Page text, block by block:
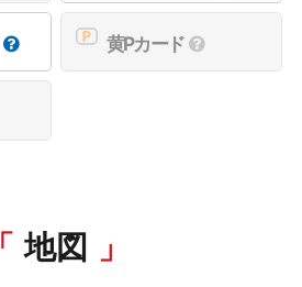
黄Pカード
地図